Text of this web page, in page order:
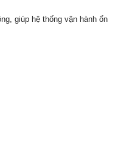
giúp hệ thống vận hành ổn